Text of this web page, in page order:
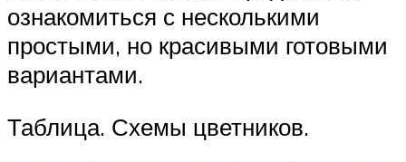
ознакомиться с несколькими
простыми, но красивыми готовыми
вариантами.
Таблица. Схемы цветников.